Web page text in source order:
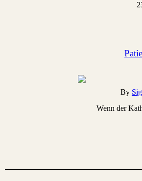
By
Wenn der